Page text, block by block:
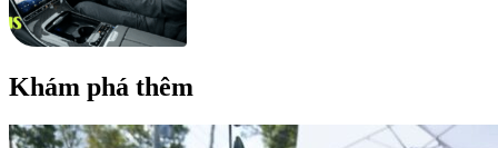
Khám phá thêm